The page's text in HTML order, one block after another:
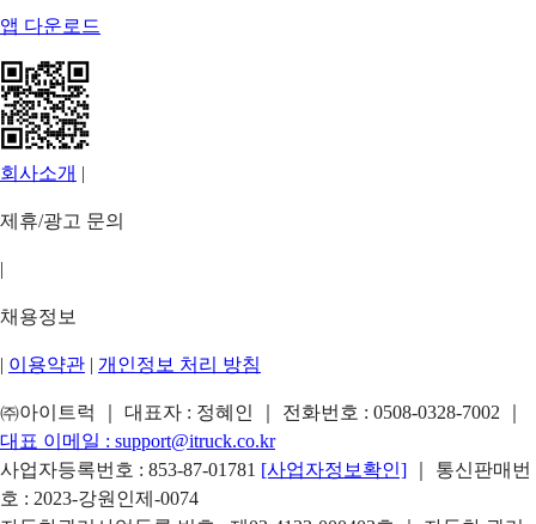
앱 다운로드
회사소개 |
제휴/광고 문의
|
채용정보
| 이용약관 | 개인정보 처리 방침
㈜아이트럭 ｜ 대표자 : 정혜인 ｜ 전화번호 : 0508-0328-7002
대표 이메일 : support@itruck.co.kr
사업자등록번호 : 853-87-01781 [사업자정보확인]
｜ 통신판매번
호 : 2023-강원인제-0074